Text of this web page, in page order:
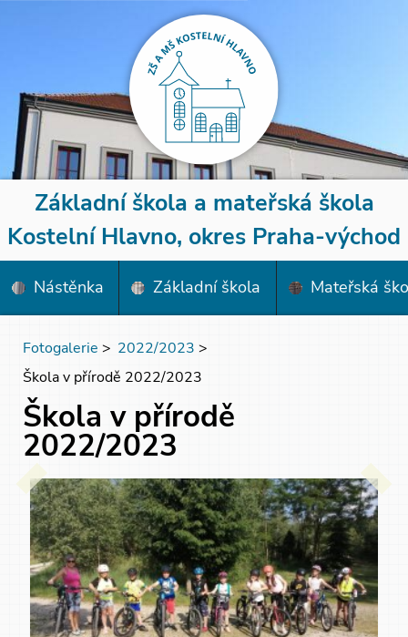
Základní škola a mateřská škola
Kostelní Hlavno, okres Praha-východ
Nástěnka Základní škola Mateřská
Fotogalerie > 2022/2023 >
Škola v přírodě 2022/2023
Škola v přírodě
2022/2023